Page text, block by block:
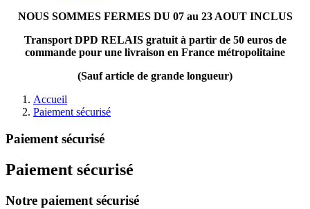
NOUS SOMMES FERMES DU 07 au 23 AOUT INCLUS
Transport DPD RELAIS gratuit à partir de 50 euros de
commande pour une livraison en France métropolitaine
(Sauf article de grande longueur)
Accueil
Paiement sécurisé
Paiement sécurisé
Paiement sécurisé
Notre paiement sécurisé